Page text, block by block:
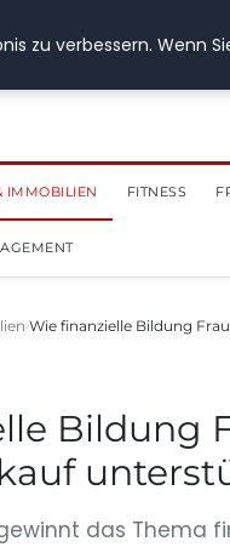
IMMOBILIEN FITNESS
Wie finanzielle Bildung
Bildung
das Thema
zu verbessern. Wenn